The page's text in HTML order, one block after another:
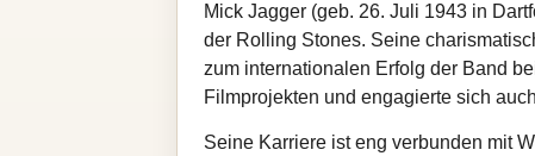
Mick Jagger (geb. 26. Juli 1943 in
der Rolling Stones. Seine
zum internationalen Erfolg der Band
Filmprojekten und engagierte sich
Seine Karriere ist eng verbunden mit